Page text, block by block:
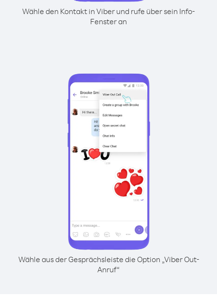
Wähle den Kontakt in Viber und rufe über sein Info-
Fenster an
Wähle aus der Gesprächsleiste die Option „Viber Out-
Anruf“